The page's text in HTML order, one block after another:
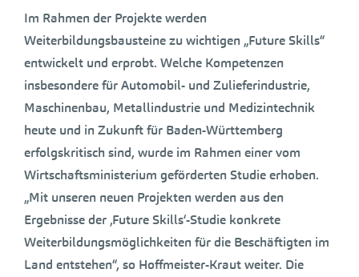
Im Rahmen der Projekte werden
Weiterbildungsbausteine zu wichtigen „Future Skills“
entwickelt und erprobt. Welche Kompetenzen
insbesondere für Automobil- und Zulieferindustrie,
Maschinenbau, Metallindustrie und Medizintechnik
heute und in Zukunft für Baden-Württemberg
erfolgskritisch sind, wurde im Rahmen einer vom
Wirtschaftsministerium geförderten Studie erhoben.
„Mit unseren neuen Projekten werden aus den
Ergebnisse der ‚Future Skills‘-Studie konkrete
Weiterbildungsmöglichkeiten für die Beschäftigten im
Land entstehen“, so Hoffmeister-Kraut weiter. Die